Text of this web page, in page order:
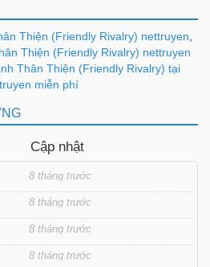
Thiện (Friendly Rivalry) nettruyen
Thiện (Friendly Rivalry) nettruyen
Thân Thiện (Friendly Rivalry) tại
miễn phí
Cập nhật
8 tháng trước
8 tháng trước
8 tháng trước
8 tháng trước